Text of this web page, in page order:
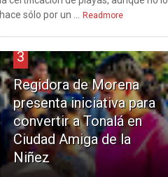
hace sólo por un ...
Readmore
3
Regidora de Morena
presenta iniciativa para
convertir a Tonalá en
Ciudad Amiga de la
Niñez